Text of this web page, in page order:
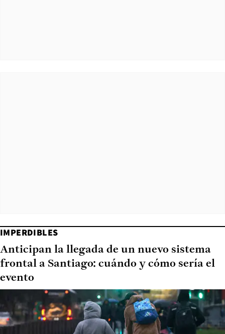
IMPERDIBLES
Anticipan la llegada de un nuevo sistema
frontal a Santiago: cuándo y cómo sería el
evento